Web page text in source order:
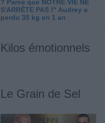
? Parce que NOTRE VIE NE
S'ARRÊTE PAS !" Audrey a
perdu 35 kg en 1 an
Kilos émotionnels
Le Grain de Sel